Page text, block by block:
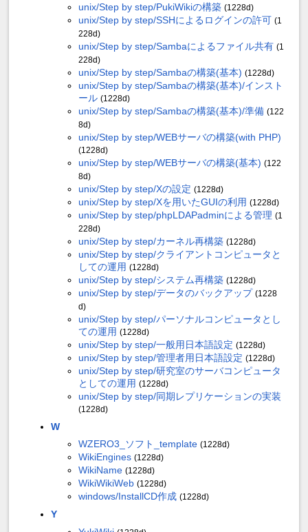
unix/Step by step/PukiWikiの構築 (1228d)
unix/Step by step/SSHによるログインの許可 (1
228d)
unix/Step by step/Sambaによるファイル共有 (1
228d)
unix/Step by step/Sambaの構築(基本) (1228d)
unix/Step by step/Sambaの構築(基本)/インスト
ール (1228d)
unix/Step by step/Sambaの構築(基本)/準備 (122
8d)
unix/Step by step/WEBサーバの構築(with PHP)
(1228d)
unix/Step by step/WEBサーバの構築(基本) (122
8d)
unix/Step by step/Xの設定 (1228d)
unix/Step by step/Xを用いたGUIの利用 (1228d)
unix/Step by step/phpLDAPadminによる管理 (1
228d)
unix/Step by step/カーネル再構築 (1228d)
unix/Step by step/クライアントコンピュータと
しての運用 (1228d)
unix/Step by step/システム再構築 (1228d)
unix/Step by step/データのバックアップ (1228
d)
unix/Step by step/パーソナルコンピュータとし
ての運用 (1228d)
unix/Step by step/一般用日本語設定 (1228d)
unix/Step by step/管理者用日本語設定 (1228d)
unix/Step by step/研究室のサーバコンピュータ
としての運用 (1228d)
unix/Step by step/同期レプリケーションの実装
(1228d)
W
WZERO3_ソフト_template (1228d)
WikiEngines (1228d)
WikiName (1228d)
WikiWikiWeb (1228d)
windows/InstallCD作成 (1228d)
Y